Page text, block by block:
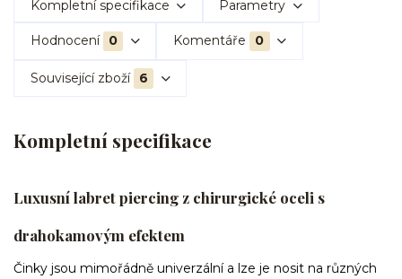
Kompletní specifikace Parametry
Hodnocení 0 Komentáře 0
Související zboží 6
Kompletní specifikace
Luxusní labret piercing z chirurgické oceli s
drahokamovým efektem
Činky jsou mimořádně univerzální a lze je nosit na různých